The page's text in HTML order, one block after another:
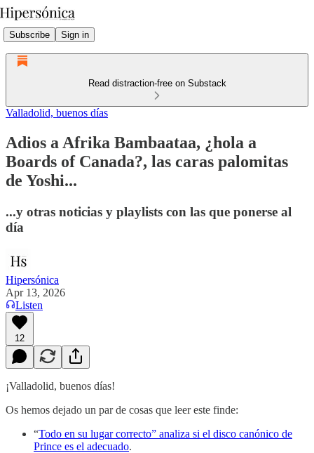
Subscribe Sign in
Read distraction-free on Substack
Valladolid, buenos días
Adios a Afrika Bambaataa, ¿hola a
Boards of Canada?, las caras palomitas
de Yoshi...
...y otras noticias y playlists con las que ponerse al
día
Hipersónica
Apr 13, 2026
Listen
12
¡Valladolid, buenos días!
Os hemos dejado un par de cosas que leer este finde:
“Todo en su lugar correcto” analiza si el disco canónico de
Prince es el adecuado.